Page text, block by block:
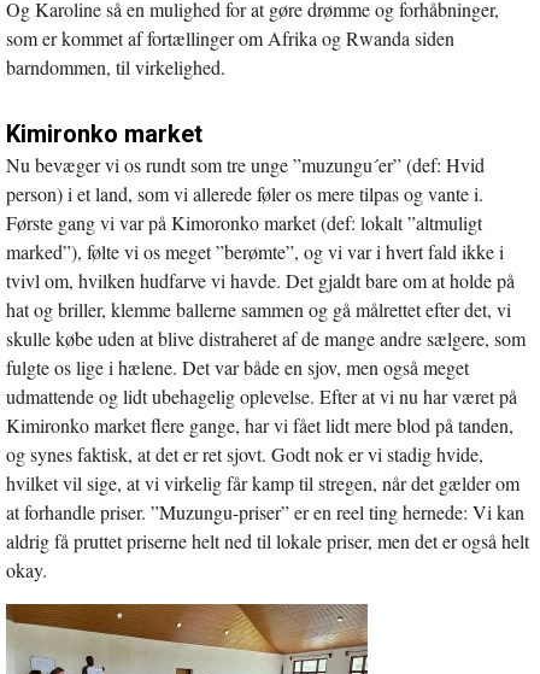
Og Karoline så en mulighed for at gøre drømme og forhåbninger,
som er kommet af fortællinger om Afrika og Rwanda siden
barndommen, til virkelighed.
Kimironko market
Nu bevæger vi os rundt som tre unge ”muzungu´er” (def: Hvid
person) i et land, som vi allerede føler os mere tilpas og vante i.
Første gang vi var på Kimoronko market (def: lokalt ”altmuligt
marked”), følte vi os meget ”berømte”, og vi var i hvert fald ikke i
tvivl om, hvilken hudfarve vi havde. Det gjaldt bare om at holde på
hat og briller, klemme ballerne sammen og gå målrettet efter det, vi
skulle købe uden at blive distraheret af de mange andre sælgere, som
fulgte os lige i hælene. Det var både en sjov, men også meget
udmattende og lidt ubehagelig oplevelse. Efter at vi nu har været på
Kimironko market flere gange, har vi fået lidt mere blod på tanden,
og synes faktisk, at det er ret sjovt. Godt nok er vi stadig hvide,
hvilket vil sige, at vi virkelig får kamp til stregen, når det gælder om
at forhandle priser. ”Muzungu-priser” er en reel ting hernede: Vi kan
aldrig få pruttet priserne helt ned til lokale priser, men det er også helt
okay.